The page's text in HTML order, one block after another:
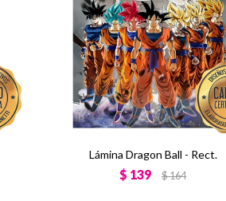
Lámina Dragon Ball - Rect.
$ 139 $164